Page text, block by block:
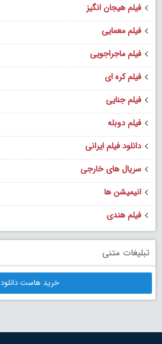
فیلم هیجان انگیز
فیلم معمایی
فیلم ماجراجویی
فیلم کره ای
فیلم جنایی
فیلم دوبله
دانلود فیلم ایرانی
سریال های خارجی
انیمیشن ها
فیلم هندی
تبلیغات متنی
خرید هاست دانلود